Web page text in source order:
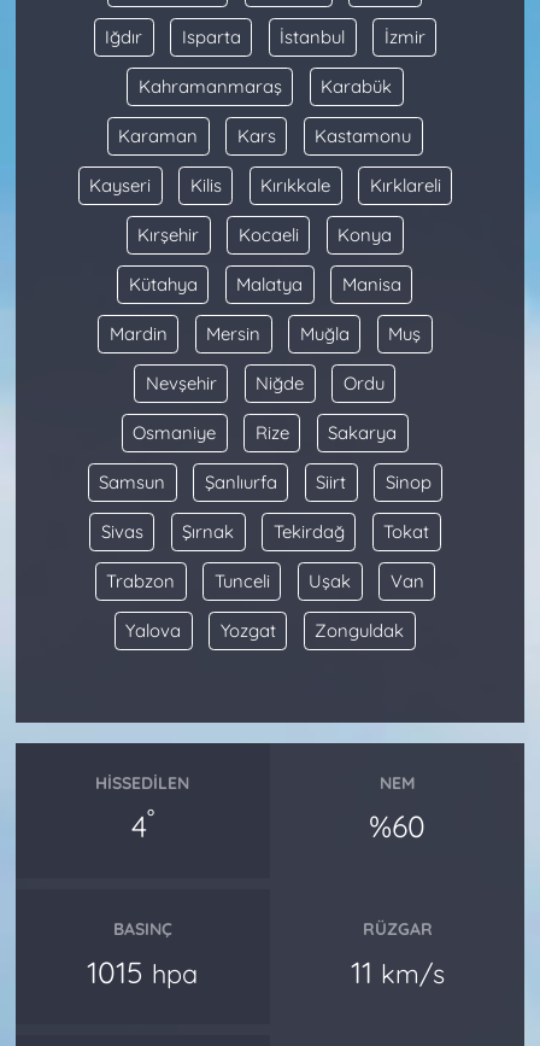
Iğdır Isparta İstanbul İzmir
Kahramanmaraş Karabük
Karaman Kars Kastamonu
Kayseri Kilis Kırıkkale Kırklareli
Kırşehir Kocaeli Konya
Kütahya Malatya Manisa
Mardin Mersin Muğla Muş
Nevşehir Niğde Ordu
Osmaniye Rize Sakarya
Samsun Şanlıurfa Siirt Sinop
Sivas Şırnak Tekirdağ Tokat
Trabzon Tunceli Uşak Van
Yalova Yozgat Zonguldak
HISSEDILEN
4°
NEM
%60
BASINÇ
1015 hpa
RÜZGAR
11 km/s